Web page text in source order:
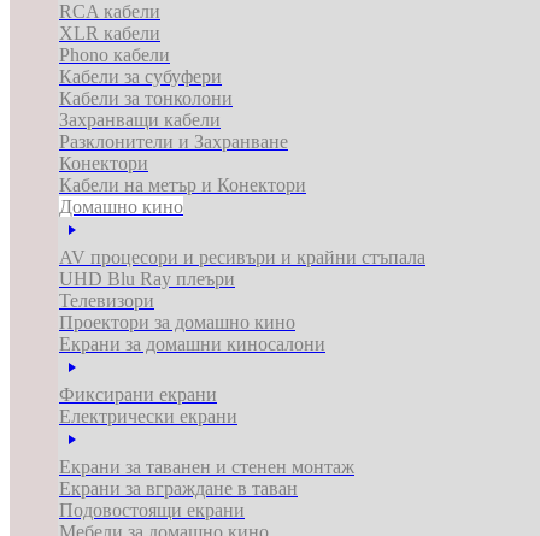
RCA кабели
XLR кабели
Phono кабели
Кабели за субуфери
Кабели за тонколони
Захранващи кабели
Разклонители и Захранване
Конектори
Кабели на метър и Конектори
Домашно кино
AV процесори и ресивъри и крайни стъпала
UHD Blu Ray плеъри
Телевизори
Проектори за домашно кино
Екрани за домашни киносалони
Фиксирани екрани
Електрически екрани
Екрани за таванен и стенен монтаж
Екрани за вграждане в таван
Подовостоящи екрани